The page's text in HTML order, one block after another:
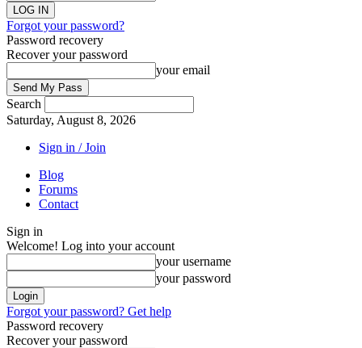
Forgot your password?
Password recovery
Recover your password
your email
Search
Saturday, August 8, 2026
Sign in / Join
Blog
Forums
Contact
Sign in
Welcome! Log into your account
your username
your password
Forgot your password? Get help
Password recovery
Recover your password